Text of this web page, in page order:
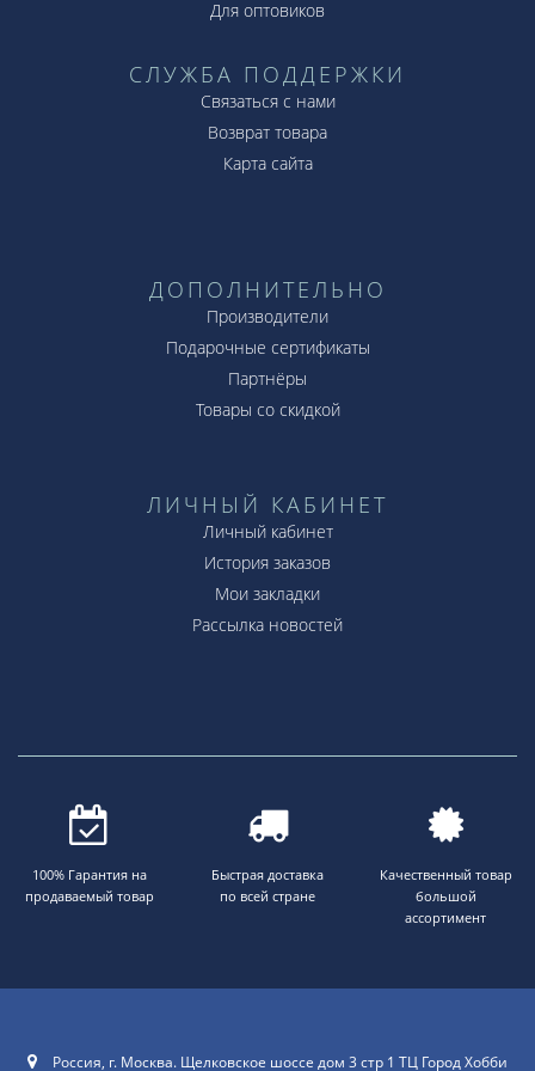
собственный опыт, который мы получили в той
нас. Выбирайте часы Seiko.
Для оптовиков
СЛУЖБА ПОДДЕРЖКИ
Связаться с нами
Возврат товара
Карта сайта
ДОПОЛНИТЕЛЬНО
Производители
Подарочные сертификаты
Партнёры
Товары со скидкой
ЛИЧНЫЙ КАБИНЕТ
Личный кабинет
История заказов
Мои закладки
Рассылка новостей
100% Гарантия на
продаваемый товар
Быстрая доставка
по всей стране
Качественный товар
большой
ассортимент
Россия, г. Москва. Щелковское шоссе дом 3 стр 1 ТЦ Город Хобби